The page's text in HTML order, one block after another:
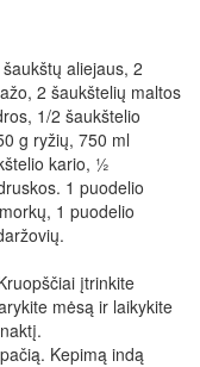
aliejaus, 2
2 šaukštelių maltos
1/2 šaukštelio
g ryžių, 750 ml
kario, ½
1 puodelio
1 puodelio
įtrinkite
mėsą ir laikykite
Kepimą indą